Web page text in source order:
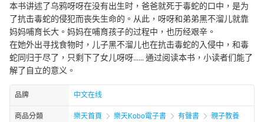
本书讲述了乌鸦呀呀在没有出生时，爸爸就死于毒蛇的口中，是为
了抗击毒蛇的侵犯而丧失生命的。从此，呀呀和弟弟黑不溜儿就靠
妈妈哺育长大。妈妈在哺育孩子的过程中，也历经艰辛。
在她外出寻找食物时，儿子黑不溜儿也在抗击毒蛇的入侵中，和毒
蛇同归于尽了，只剩下了女儿呀呀…… 通过阅读本书，小读者们能了
解了自立的意义。
品牌 中文在线
商品分類 樂天首頁 樂天Kobo電子書 有聲書 親子教養